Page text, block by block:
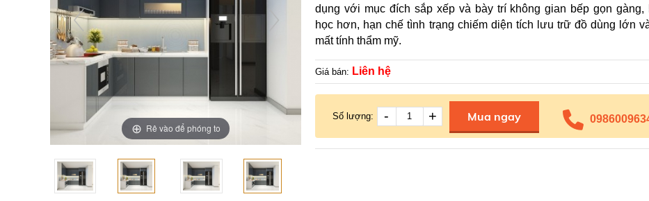
Rê vào để phóng to
dụng với mục đích sắp xếp và bày trí không gian bếp gọn gàng,
học hơn, hạn chế tình trạng chiếm diện tích lưu trữ đồ dùng lớn
mất tính thẩm mỹ.
Giá bán: Liên hệ
Số lượng: - + Mua ngay